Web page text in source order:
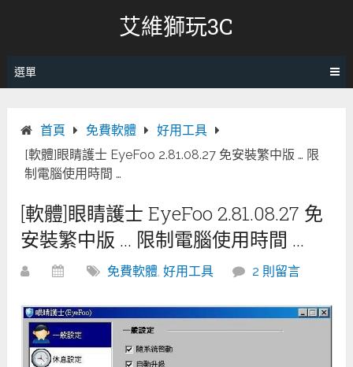
艾維獅玩3C
選單
首頁 免費軟體
好用工具
[軟體]眼睛護士 EyeFoo 2.81.08.27 免安裝繁中版 … 限
制電腦使用時間 …
[軟體]眼睛護士 EyeFoo 2.81.08.27 免
安裝繁中版 … 限制電腦使用時間 …
免費軟體,好用工具 2 則留言